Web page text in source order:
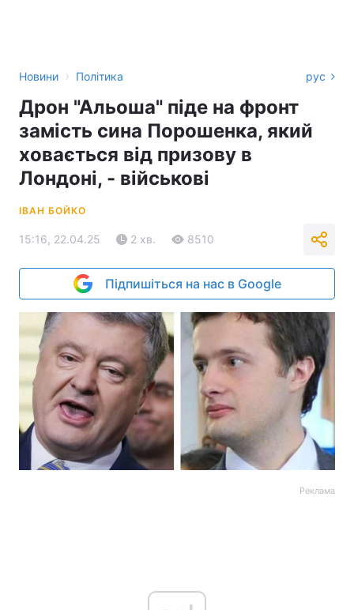
Новини › Політика рус
Дрон "Альоша" піде на фронт
замість сина Порошенка, який
ховається від призову в
Лондоні, - військові
ІВАН БОЙКО
15:16, 22.04.25 2 хв. 8510
Підпишіться на нас в Google
Реклама